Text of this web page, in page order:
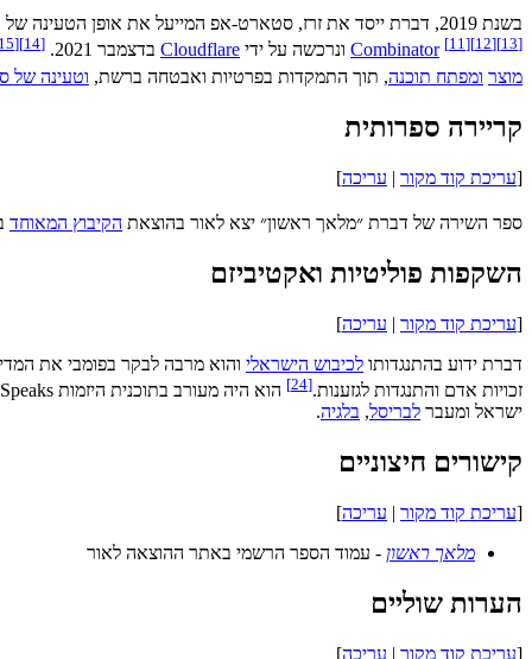
בשנת 2019, דברת ייסד את זרז, סטארט-אפ המייעל את אופן הטעינה של כלים המוטמעים באתרי אינטרנט, ובכך משפר זמני הטעינה של אתרים, ומקדם אבטחה ופרטיות ברשת.
Combinator [11][12][13] ונרכשה על ידי Cloudflare בדצמבר 2021. [
14
]
[
מוצר ומפתח תוכנה, תוך התמקדות בפרטיות ואבטחה ברשת, וטעינה של
קריירה ספרותית
[עריכת קוד מקור | עריכה]
ספר השירה של דברת ״מלאך ראשון״ יצא לאור בהוצאת הקיבוץ המאוחד
השקפות פוליטיות ואקטיביזם
[עריכת קוד מקור | עריכה]
דברת ידוע בהתנגדותו לכיבוש הישראלי והוא מרבה לבקר בפומבי את
זכויות אדם והתנגדות לגזענות.[
24
] הוא היה מעורב בתוכנית היזמות Our Generation Speaks, רשת של יזמים ישראלית-פלסטינית.
ישראל ומעבר לבריסל, בלגיה.
קישורים חיצוניים
[עריכת קוד מקור | עריכה]
מלאך ראשון - עמוד הספר הרשמי באתר ההוצאה לאור
הערות שוליים
[עריכת קוד מקור | עריכה]